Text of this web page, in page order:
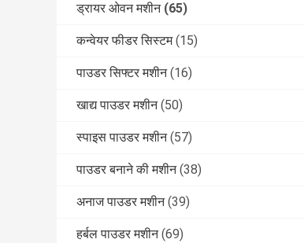
ड्रायर ओवन मशीन (65)
कन्वेयर फीडर सिस्टम (15)
पाउडर सिफ्टर मशीन (16)
खाद्य पाउडर मशीन (50)
स्पाइस पाउडर मशीन (57)
पाउडर बनाने की मशीन (38)
अनाज पाउडर मशीन (39)
हर्बल पाउडर मशीन (69)